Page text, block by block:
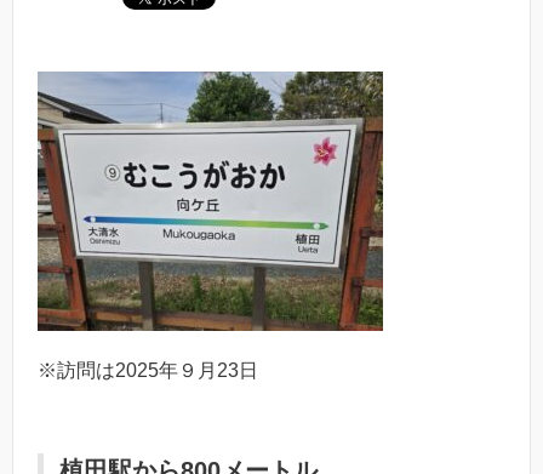
※訪問は2025年９月23日